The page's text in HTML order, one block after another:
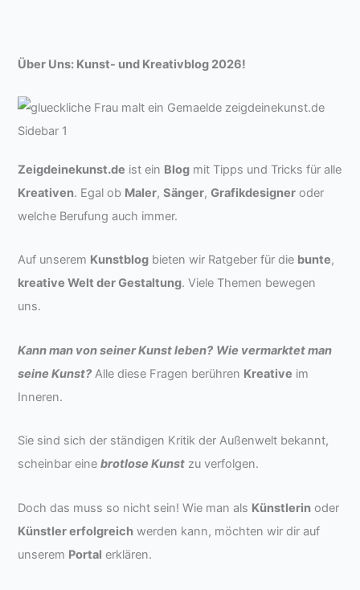
Über Uns: Kunst- und Kreativblog 2026!
Zeigdeinekunst.de ist ein Blog mit Tipps und Tricks für alle
Kreativen. Egal ob Maler,Sänger,Grafikdesigner oder
welche Berufung auch immer.
Auf unserem Kunstblog bieten wir Ratgeber für die bunte,
kreative Welt der Gestaltung. Viele Themen bewegen
uns.
Kann man von seiner Kunst leben? Wie vermarktet man
seine Kunst? Alle diese Fragen berühren Kreative im
Inneren.
Sie sind sich der ständigen Kritik der Außenwelt bekannt,
scheinbar einebrotlose Kunst zu verfolgen.
Doch das muss so nicht sein! Wie man als Künstlerin oder
Künstler erfolgreich werden kann, möchten wir dir auf
unserem Portal erklären.